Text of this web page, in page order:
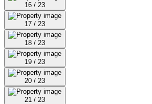
16 / 23
17 / 23
18 / 23
19 / 23
20 / 23
21 / 23